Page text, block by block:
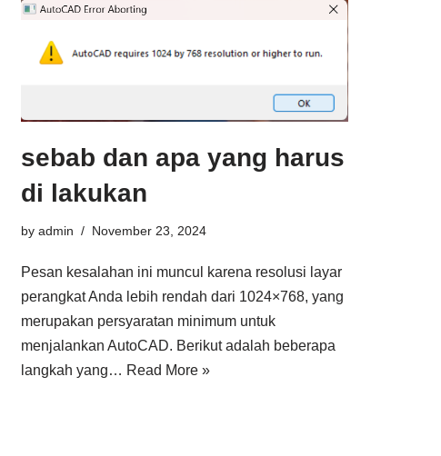
sebab dan apa yang harus
di lakukan
by admin November 23, 2024
Pesan kesalahan ini muncul karena resolusi layar
perangkat Anda lebih rendah dari 1024×768, yang
merupakan persyaratan minimum untuk
menjalankan AutoCAD. Berikut adalah beberapa
langkah yang… Read More »